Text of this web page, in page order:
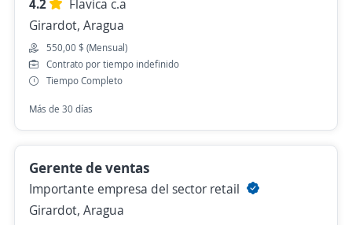
4.2
Flavica c.a
Girardot, Aragua
550,00 $ (Mensual)
Contrato por tiempo indefinido
Tiempo Completo
Más de 30 días
Gerente de ventas
Importante empresa del sector retail
Girardot, Aragua